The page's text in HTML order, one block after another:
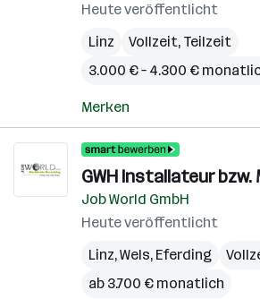
Heute veröffentlicht
Linz
Vollzeit, Teilzeit
3.000 € – 4.300 €
Merken
GWH Installateur bzw.
Job World GmbH
Heute veröffentlicht
Linz,Wels, Eferding
ab 3.700 € monatlich